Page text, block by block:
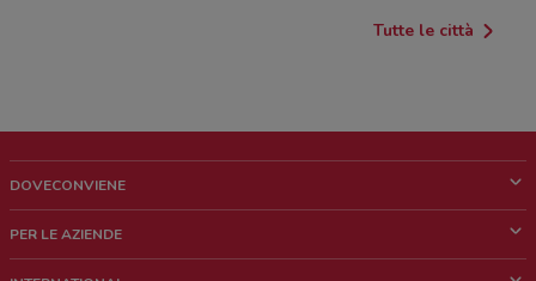
Tutte le città
DOVECONVIENE
Chi siamo
PER LE AZIENDE